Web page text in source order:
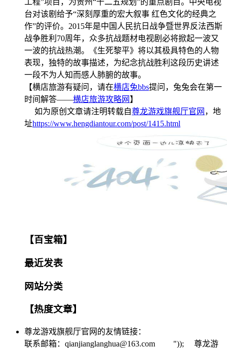
工程”项目，为贵州“十二五规划”的重点剧目。中央电视
台对该剧给予“深刻厚重的宏大叙事 红色文化的经典之
作”的评价。 2015年是中国人民抗日战争暨世界反法西斯
战争胜利 70周年，众多抗战题材电视剧必将掀起一波又
一波的抗战热潮。《生死黎平》将以其极具特色的人物
表现，独特的故事描述，为纪念抗战胜利这段历史讲述
一段不为人知而感人肺腑的故事。
【横店旅游有疑问，请在横店兔bbs提问，兔兔会在第一
时间解答——横店旅游攻略网 】
如为原创文章请注明转载自尊龙游戏旗舰厅官网 ，地
址https://www.hengdiantour.com/post/1415.html
【百宝箱】
最近发表
网站分类
【热度文章】
尊龙游戏旗舰厅官网的友情链接：
联系邮箱： qianjianglanghua@163.com ")); 尊龙游